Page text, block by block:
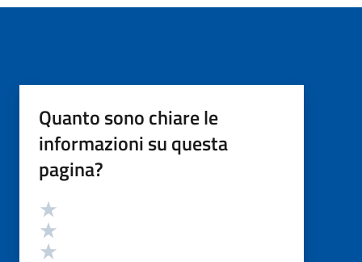
Quanto sono chiare le
informazioni su questa
pagina?
Valutazione